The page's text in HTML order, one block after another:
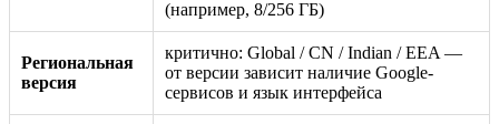
(например, 8/256 ГБ)
Региональная
версия
критично: Global / CN / Indian / EEA —
от версии зависит наличие Google-
сервисов и язык интерфейса